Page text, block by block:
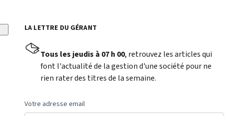
LA LETTRE DU GÉRANT
Tous les jeudis à 07 h 00, retrouvez les articles qui
font l'actualité de la gestion d'une société pour ne
rien rater des titres de la semaine.
Votre adresse email